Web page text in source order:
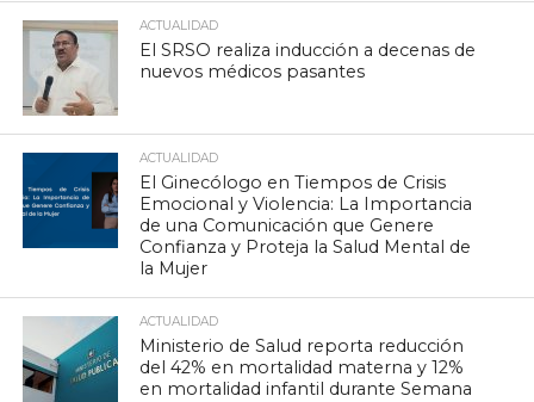
ACTUALIDAD
El SRSO realiza inducción a decenas de
nuevos médicos pasantes
ACTUALIDAD
El Ginecólogo en Tiempos de Crisis
Emocional y Violencia: La Importancia
de una Comunicación que Genere
Confianza y Proteja la Salud Mental de
la Mujer
ACTUALIDAD
Ministerio de Salud reporta reducción
del 42% en mortalidad materna y 12%
en mortalidad infantil durante Semana